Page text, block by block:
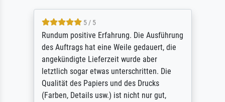
5 / 5
Rundum positive Erfahrung. Die Ausführung
des Auftrags hat eine Weile gedauert, die
angekündigte Lieferzeit wurde aber
letztlich sogar etwas unterschritten. Die
Qualität des Papiers und des Drucks
(Farben, Details usw.) ist nicht nur gut,